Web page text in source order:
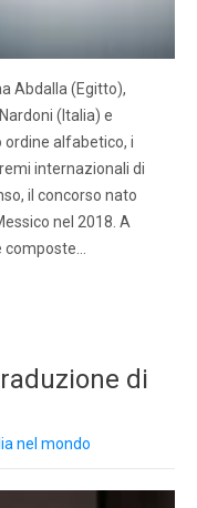
Abdalla (Egitto),
(Italia) e
ordine alfabetico, i
internazionali di
il concorso nato
nel 2018. A
di
nel mondo